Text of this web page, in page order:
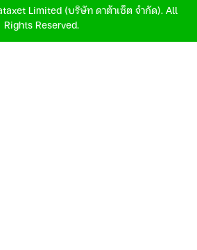
Limited (บริษัท ดาต้าเซ็ต จำกัด). All
Rights Reserved.